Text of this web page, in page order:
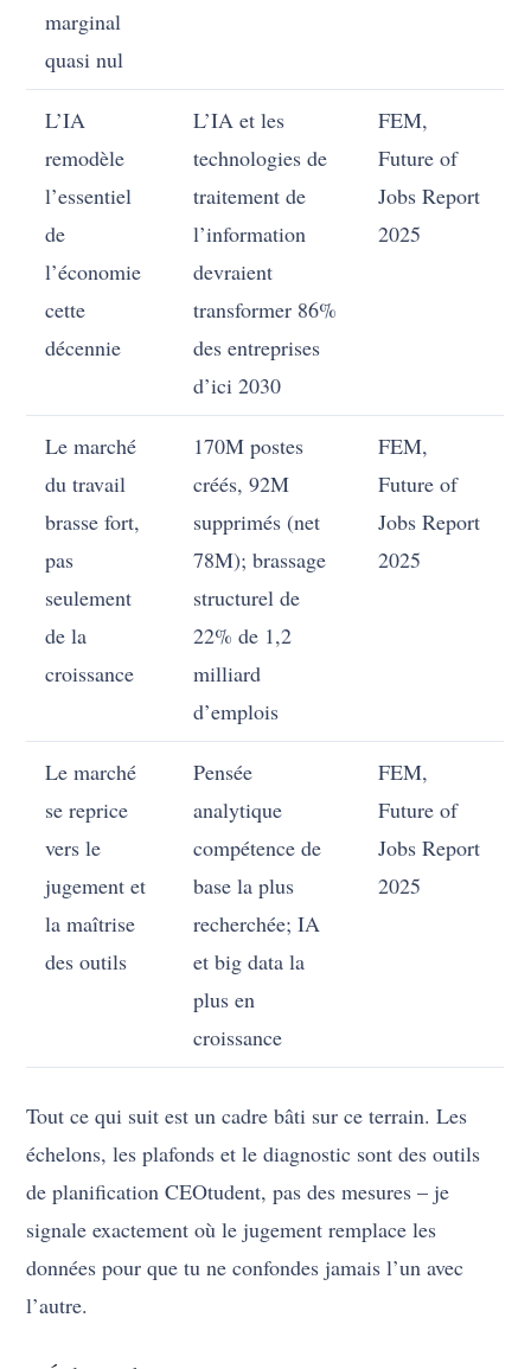
marginal
quasi nul
L’IA
remodèle
l’essentiel
de
l’économie
cette
décennie
L’IA et les
technologies de
traitement de
l’information
devraient
transformer 86%
des entreprises
d’ici 2030
FEM,
Future of
Jobs Report
2025
Le marché
du travail
brasse fort,
pas
seulement
de la
croissance
170M postes
créés, 92M
supprimés (net
78M); brassage
structurel de
22% de 1,2
milliard
d’emplois
FEM,
Future of
Jobs Report
2025
Le marché
se reprice
vers le
jugement et
la maîtrise
des outils
Pensée
analytique
compétence de
base la plus
recherchée; IA
et big data la
plus en
croissance
FEM,
Future of
Jobs Report
2025
Tout ce qui suit est un cadre bâti sur ce terrain. Les
échelons, les plafonds et le diagnostic sont des outils
de planification CEOtudent, pas des mesures – je
signale exactement où le jugement remplace les
données pour que tu ne confondes jamais l’un avec
l’autre.